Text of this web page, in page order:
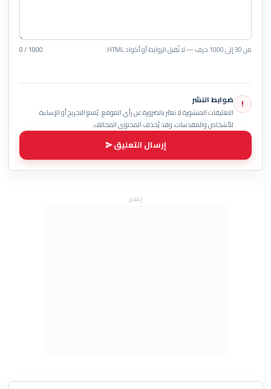
من 30 إلى 1000 حرف — لا تُقبل الروابط أو أكواد HTML. 0 / 1000
! ضوابط النشر
التعليقات المنشورة لا تعبّر بالضرورة عن رأي الموقع. يُمنع التجريح أو الإساءة
للأشخاص والمقدسات، وقد يُحذف المحتوى المخالف.
إرسال التعليق
إعلان